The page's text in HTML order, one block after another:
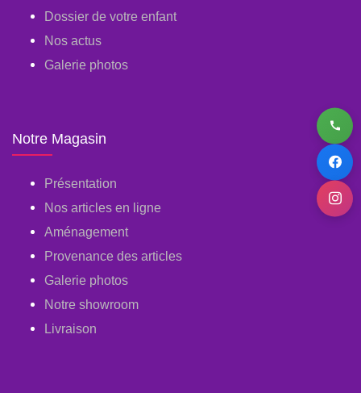
Dossier de votre enfant
Nos actus
Galerie photos
Notre Magasin
Présentation
Nos articles en ligne
Aménagement
Provenance des articles
Galerie photos
Notre showroom
Livraison